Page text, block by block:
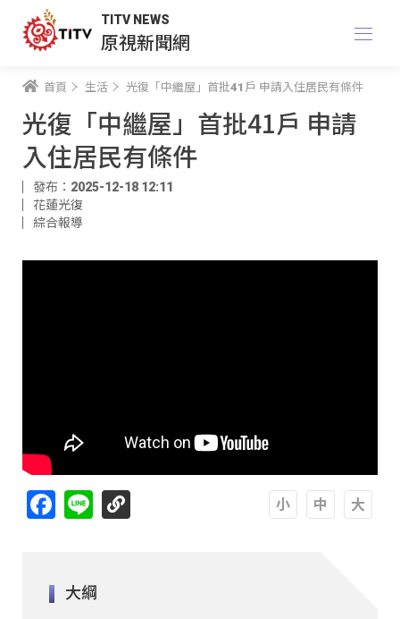
TITV NEWS
原視新聞網
首頁 生活 光復「中繼屋」首批41戶 申請入住居民有條件
光復「中繼屋」首批41戶 申請
入住居民有條件
發布：2025-12-18 12:11
花蓮光復
綜合報導
Facebook
Line
大綱